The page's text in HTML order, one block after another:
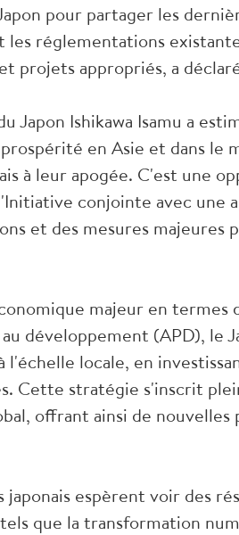
pour partager les
réglementations
projets appropriés, a
Japon Ishikawa Isamu a
en Asie et dans le
à leur apogée. C'est une
conjointe avec une
et des mesures majeures
majeur en termes
développement (APD), le
locale, en
Cette stratégie s'inscrit
offrant ainsi de nouvelles
espèrent voir des
que la transformation